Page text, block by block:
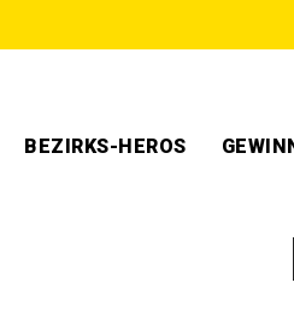
BEZIRKS-HEROS